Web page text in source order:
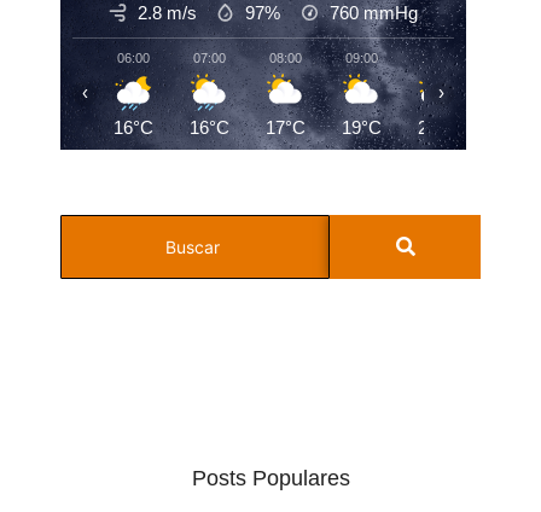
2.8 m/s 97% 760mmHg
06:00
16°C
07:00
16°C
08:00
17°C
09:00
19°C
10:00
22°C
‹ ›
Posts Populares